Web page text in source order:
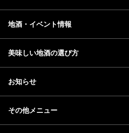
地酒・イベント情報
美味しい地酒の選び方
お知らせ
その他メニュー